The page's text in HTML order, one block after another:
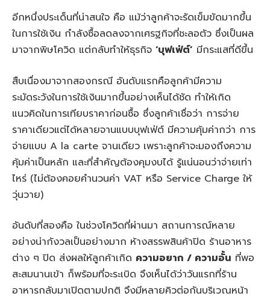
อีกหนึ่งประเด็นที่น่าสนใจ คือ แม้ว่าลูกค้าจะรัดเข็มขัดมากขึ้น
ในการใช้เงิน กำลังซื้อลดลงจากเศรฐกิจที่ชะลอตัว ซึ่งเป็นผล
มาจากพิษโควิด แต่กลับทำให้ธุรกิจ ‘บุฟเฟ่ต์’ มีกระแสที่ดีขึ้น
สืบเนื่องมาจากสองกรณี อันดับแรกคือลูกค้ามีความ
ระมัดระวังในการใช้เงินมากขึ้นอย่างเห็นได้ชัด ทำให้เกิด
แนวคิดในการเทียบราคาก่อนซื้อ ซึ่งลูกค้าเชื่อว่า การจ่าย
ราคาเดียวแต่ได้หลายจานแบบบุฟเฟ่ต์ มีความคุ้มค่ากว่า การ
จ่ายแบบ A la carte จานเดียว เพราะลูกค้าจะมองถึงความ
คุ้มค่าเป็นหลัก และที่สำคัญต้องคุมงบได้ รู้แน่นอนว่าจ่ายเท่า
ไหร่ (ไม่ต้องคอยคำนวนค่า VAT หรือ Service Charge ให้
วุ่นวาย)
อันดับที่สองคือ ในช่วงโควิดที่ผ่านมา สถานการณ์หลาย
อย่างน่ากังวลเป็นอย่างมาก ห้างสรรพสินค้าปิด ร้านอาหาร
ต่าง ๆ ปิด ส่งผลให้ลูกค้าเกิด ความอยาก / ความอั้น ที่พอ
สะสมนานเข้า ก็พร้อมที่จะระเบิด จึงเห็นได้ว่าวันแรกที่ร้าน
อาหารกลับมาเปิดตามปกติ จึงมีหลายคิวต่อกันบริเวณหน้า